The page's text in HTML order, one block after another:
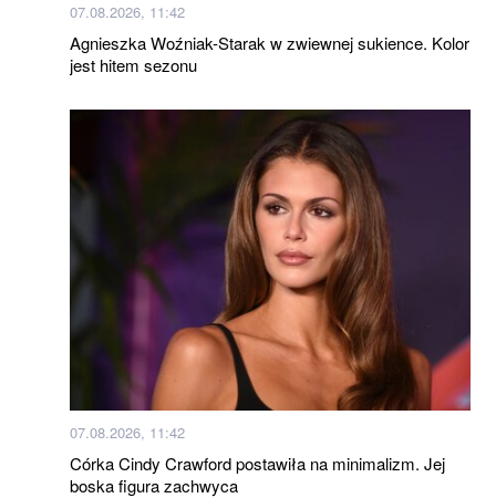
07.08.2026, 11:42
Agnieszka Woźniak-Starak w zwiewnej sukience. Kolor
jest hitem sezonu
07.08.2026, 11:42
Córka Cindy Crawford postawiła na minimalizm. Jej
boska figura zachwyca